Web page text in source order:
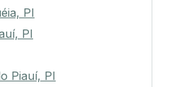
PI
PI
Piauí, PI